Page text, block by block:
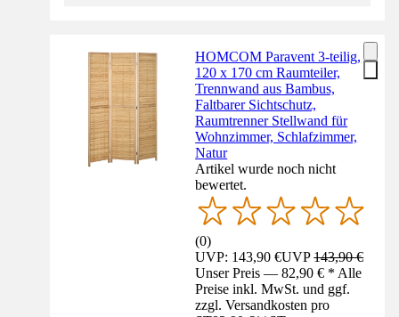
HOMCOM Paravent 3-teilig,
120 x 170 cm Raumteiler,
Trennwand aus Bambus,
Faltbarer Sichtschutz,
Raumtrenner Stellwand für
Wohnzimmer, Schlafzimmer,
Natur
Artikel wurde noch nicht
bewertet.
(0)
UVP: 143,90 €UVP143,90 €
Unser Preis — 82,90 € * Alle
Preise inkl. MwSt. und ggf.
zzgl. Versandkosten pro